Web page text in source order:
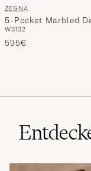
ZEGNA
5-Pocket Marbled
W3132
595€